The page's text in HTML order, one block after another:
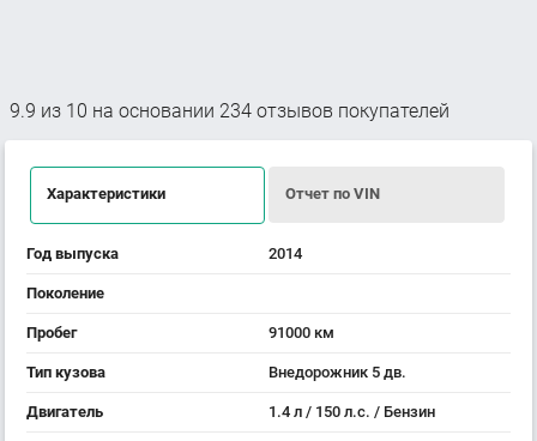
9.9 из 10 на основании 234 отзывов покупателей
Характеристики Отчет по VIN
Год выпуска 2014
Поколение
Пробег 91000 км
Тип кузова Внедорожник 5 дв.
Двигатель 1.4 л / 150 л.с. / Бензин